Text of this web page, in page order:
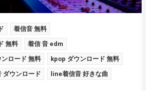
着信音 無料
無料 着信 音 edm
ロード 無料 kpop ダウンロード 無料
ダウンロード line着信音 好きな曲